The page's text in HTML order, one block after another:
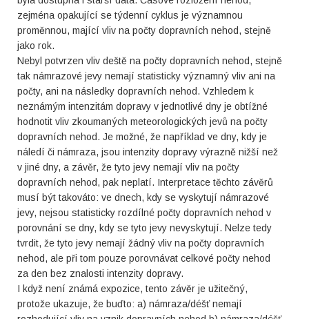
zejména opakující se týdenní cyklus je významnou
proměnnou, mající vliv na počty dopravních nehod, stejně
jako rok.
Nebyl potvrzen vliv deště na počty dopravních nehod, stejně
tak námrazové jevy nemají statisticky významný vliv ani na
počty, ani na následky dopravních nehod. Vzhledem k
neznámým intenzitám dopravy v jednotlivé dny je obtížné
hodnotit vliv zkoumaných meteorologických jevů na počty
dopravních nehod. Je možné, že například ve dny, kdy je
náledí či námraza, jsou intenzity dopravy výrazně nižší než
v jiné dny, a závěr, že tyto jevy nemají vliv na počty
dopravních nehod, pak neplatí. Interpretace těchto závěrů
musí být takováto: ve dnech, kdy se vyskytují námrazové
jevy, nejsou statisticky rozdílné počty dopravních nehod v
porovnání se dny, kdy se tyto jevy nevyskytují. Nelze tedy
tvrdit, že tyto jevy nemají žádný vliv na počty dopravních
nehod, ale při tom pouze porovnávat celkové počty nehod
za den bez znalosti intenzity dopravy.
I když není známá expozice, tento závěr je užitečný,
protože ukazuje, že buďto: a) námraza/déšť nemají